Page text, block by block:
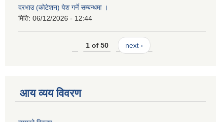
दरभाउ (कोटेशन) पेश गर्ने सम्बन्धमा ।
मिति: 06/12/2026 - 12:44
1 of 50 next ›
आय व्यय विवरण